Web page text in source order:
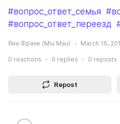
#вопрос_ответ_семья
#вопрос_ответ_переезд
Яна Франк (Miu Mau) March 16,
0 reactions 0 replies 0 reposts
Repost